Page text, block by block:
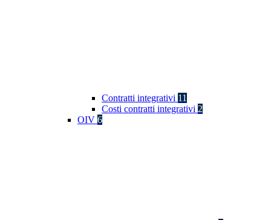
Contratti integrativi 11
Costi contratti integrativi 2
OIV 6